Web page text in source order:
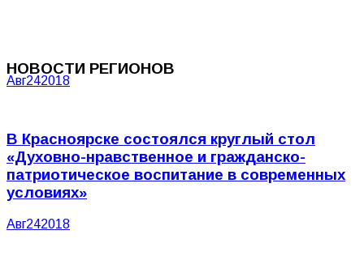
НОВОСТИ РЕГИОНОВ
Авг242018
В Красноярске состоялся круглый стол
«Духовно-нравственное и гражданско-
патриотическое воспитание в современных
условиях»
Авг242018